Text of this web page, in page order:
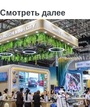
Смотреть далее